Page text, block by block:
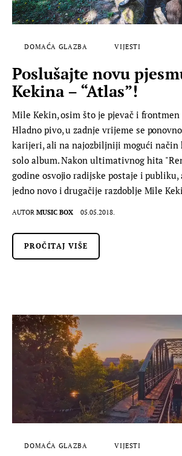
DOMAĆA GLAZBA VIJESTI
Poslušajte novu
Kekina – “Atlas”!
Mile Kekin, osim što je pjevač i frontmen
Hladno pivo, u zadnje vrijeme se
karijeri, ali na najozbiljniji mogući način
solo album. Nakon ultimativnog hita
godine osvojio radijske postaje i
jedno novo i drugačije razdoblje Mile
AUTOR MUSIC BOX 05.05.2018.
PROČITAJ VIŠE
DOMAĆA GLAZBA VIJESTI